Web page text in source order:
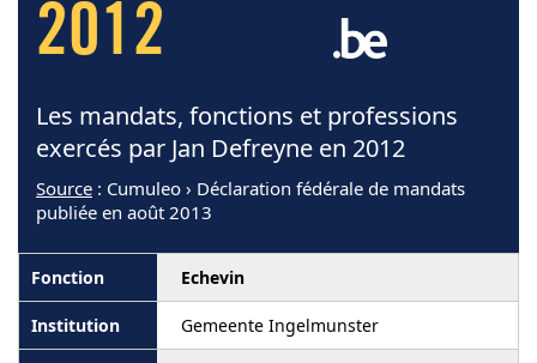
2012
Les mandats, fonctions et professions
exercés par Jan Defreyne en 2012
Source : Cumuleo › Déclaration fédérale de mandats
publiée en août 2013
Echevin
Gemeente Ingelmunster